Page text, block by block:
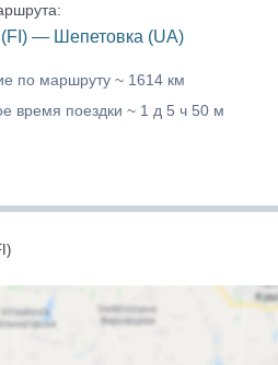
(FI) — Шепетовка (UA)
по маршруту ~ 1614 км
время поездки ~ 1 д 5 ч 50 м